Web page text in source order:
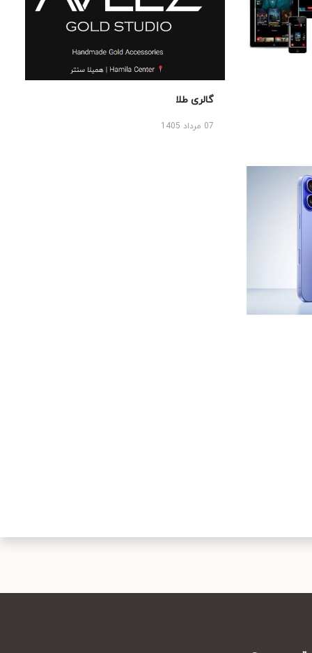
گالری طلا
07 مرداد 1405